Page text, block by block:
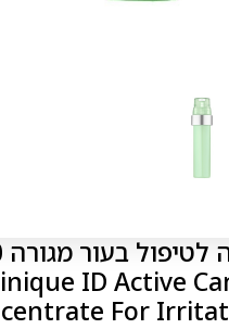
ID Active
For